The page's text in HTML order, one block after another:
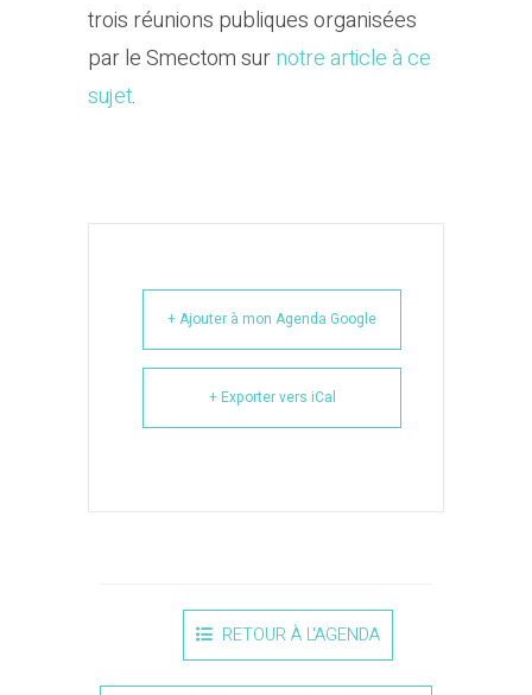
trois réunions publiques organisées
par le Smectom surnotre article à ce
sujet.
+ Ajouter à mon Agenda Google
+ Exporter vers iCal
RETOUR À L'AGENDA